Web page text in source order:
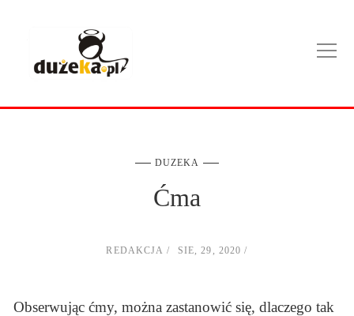
DUZEKA
Ćma
REDAKCJA SIE, 29, 2020
Obserwując ćmy, można zastanowić się, dlaczego tak